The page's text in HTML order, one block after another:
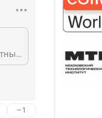
Да вот именно что действие алкоголя и табака на организм изучены...и понятны..любой разумный человек понимает к чему эт ведет..а всякие продукты из конопли ещё дискуссионные..но одно точно постоянные клиенты как правило требуют увеличения дозы...
–1